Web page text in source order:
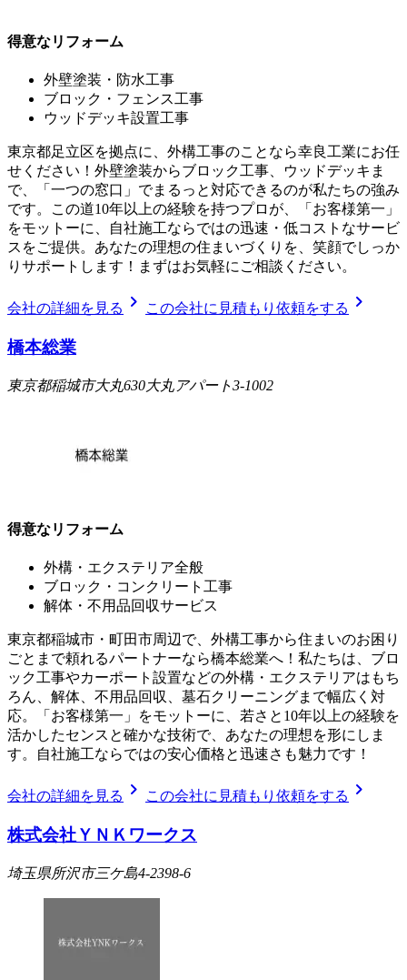
得意なリフォーム
外壁塗装・防水工事
ブロック・フェンス工事
ウッドデッキ設置工事
東京都足立区を拠点に、外構工事のことなら幸良工業にお任
せください！外壁塗装からブロック工事、ウッドデッキま
で、「一つの窓口」でまるっと対応できるのが私たちの強み
です。この道10年以上の経験を持つプロが、「お客様第一」
をモットーに、自社施工ならではの迅速・低コストなサービ
スをご提供。あなたの理想の住まいづくりを、笑顔でしっか
りサポートします！まずはお気軽にご相談ください。
会社の詳細を見る chevron_right この会社に見積もり依頼をする chevron_right
橋本総業
東京都稲城市大丸630大丸アパート3-1002
得意なリフォーム
外構・エクステリア全般
ブロック・コンクリート工事
解体・不用品回収サービス
東京都稲城市・町田市周辺で、外構工事から住まいのお困り
ごとまで頼れるパートナーなら橋本総業へ！私たちは、ブロ
ック工事やカーポート設置などの外構・エクステリアはもち
ろん、解体、不用品回収、墓石クリーニングまで幅広く対
応。「お客様第一」をモットーに、若さと10年以上の経験を
活かしたセンスと確かな技術で、あなたの理想を形にしま
す。自社施工ならではの安心価格と迅速さも魅力です！
会社の詳細を見る chevron_right この会社に見積もり依頼をする chevron_right
株式会社ＹＮＫワークス
埼玉県所沢市三ケ島4‐2398‐6